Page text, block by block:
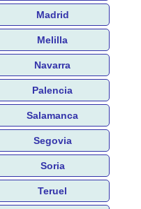
Madrid
Melilla
Navarra
Palencia
Salamanca
Segovia
Soria
Teruel